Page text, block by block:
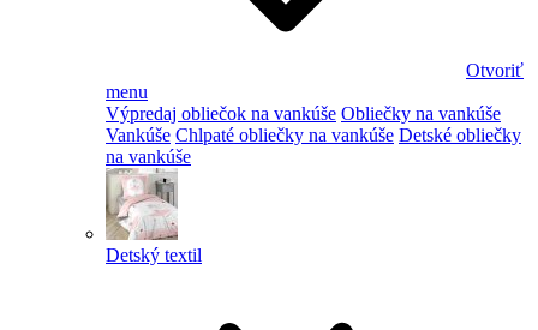
Otvoriť
menu
Výpredaj obliečok na vankúše Obliečky na vankúše
Vankúše Chlpaté obliečky na vankúše Detské obliečky
na vankúše
Detský textil